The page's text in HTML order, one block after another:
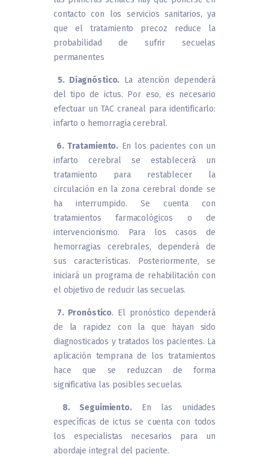
contacto con los servicios sanitarios, ya
que el tratamiento precoz reduce la
probabilidad de sufrir secuelas
permanentes
5. Diagnóstico. La atención dependerá
del tipo de ictus. Por eso, es necesario
efectuar un TAC craneal para identificarlo:
infarto o hemorragia cerebral.
6. Tratamiento. En los pacientes con un
infarto cerebral se establecerá un
tratamiento para restablecer la
circulación en la zona cerebral donde se
ha interrumpido. Se cuenta con
tratamientos farmacológicos o de
intervencionismo. Para los casos de
hemorragias cerebrales, dependerá de
sus características. Posteriormente, se
iniciará un programa de rehabilitación con
el objetivo de reducir las secuelas.
7. Pronóstico. El pronóstico dependerá
de la rapidez con la que hayan sido
diagnosticados y tratados los pacientes. La
aplicación temprana de los tratamientos
hace que se reduzcan de forma
significativa las posibles secuelas.
8. Seguimiento.En las unidades
específicas de ictus se cuenta con todos
los especialistas necesarios para un
abordaje integral del paciente.